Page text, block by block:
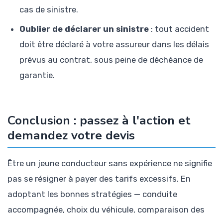
cas de sinistre.
Oublier de déclarer un sinistre : tout accident
doit être déclaré à votre assureur dans les délais
prévus au contrat, sous peine de déchéance de
garantie.
Conclusion : passez à l'action et
demandez votre devis
Être un jeune conducteur sans expérience ne signifie
pas se résigner à payer des tarifs excessifs. En
adoptant les bonnes stratégies — conduite
accompagnée, choix du véhicule, comparaison des